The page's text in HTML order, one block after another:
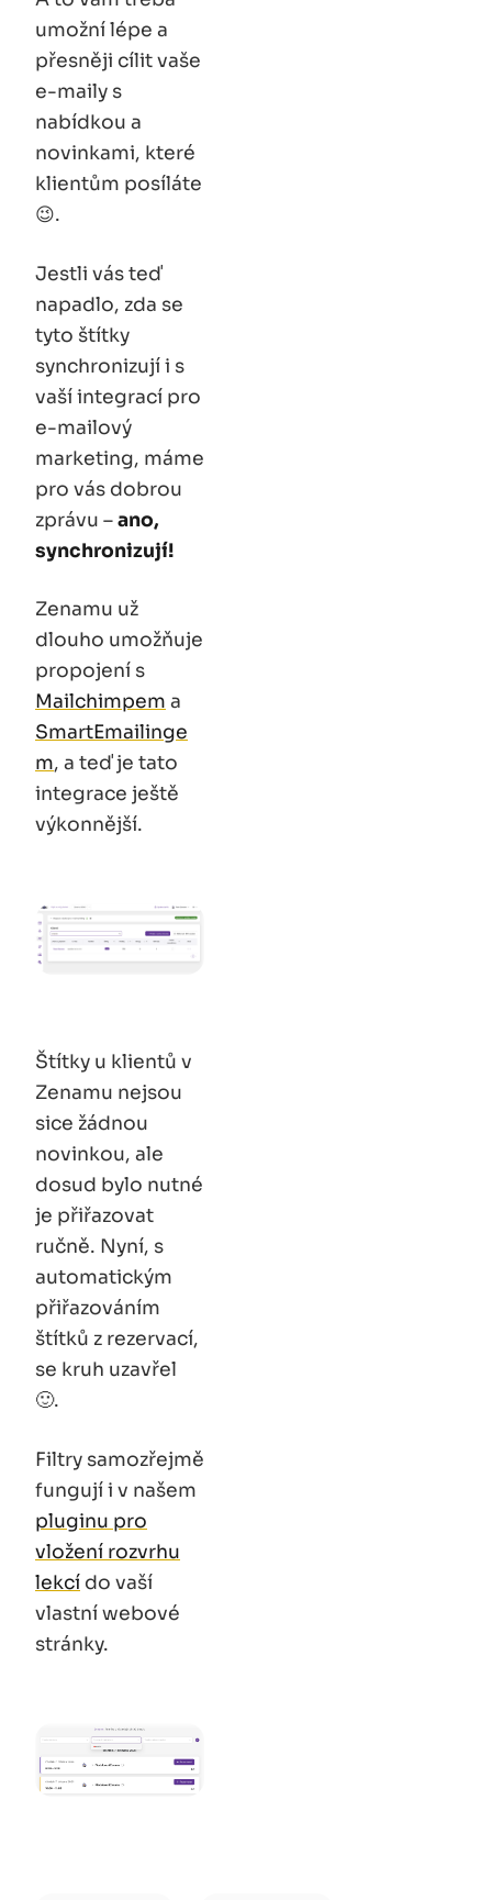
umožní lépe a
přesněji cílit vaše
e-maily s
nabídkou a
novinkami, které
klientům posíláte
😉.
Jestli vás teď
napadlo, zda se
tyto štítky
synchronizují i s
vaší integrací pro
e-mailový
marketing, máme
pro vás dobrou
zprávu –ano,
synchronizují!
Zenamu už
dlouho umožňuje
propojení s
Mailchimpem a
SmartEmailinge
m, a teď je tato
integrace ještě
výkonnější.
Štítky u klientů v
Zenamu nejsou
sice žádnou
novinkou, ale
dosud bylo nutné
je přiřazovat
ručně. Nyní, s
automatickým
přiřazováním
štítků z rezervací,
se kruh uzavřel
🙂.
Filtry samozřejmě
fungují i v našem
pluginu pro
vložení rozvrhu
lekcí do vaší
vlastní webové
stránky.